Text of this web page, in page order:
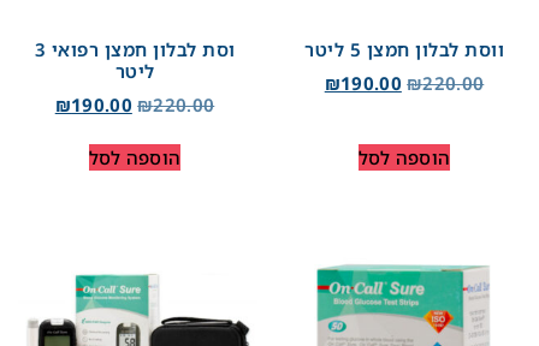
ווסת לבלון חמצן 5 ליטר
₪220.00
₪190.00
הוספה לסל
וסת לבלון חמצן רפואי 3
ליטר
₪220.00
₪190.00
הוספה לסל